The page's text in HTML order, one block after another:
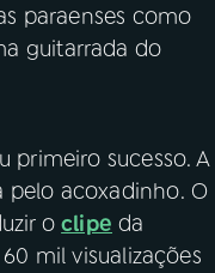
paraenses como
guitarrada do
primeiro sucesso. A
pelo acoxadinho. O
oclipe da
mil visualizações